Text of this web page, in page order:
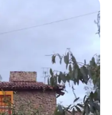
hóspedes